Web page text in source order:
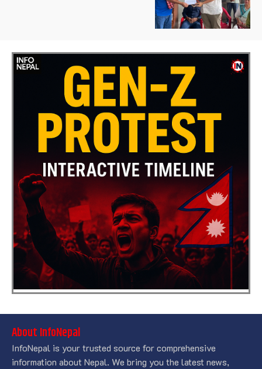
About InfoNepal
InfoNepal is your trusted source for comprehensive
information about Nepal. We bring you the latest news,